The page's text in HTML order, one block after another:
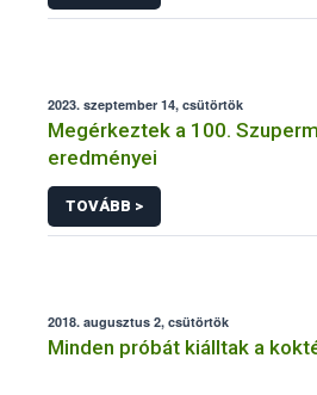
2023. szeptember 14, csütörtök
Megérkeztek a 100.
eredményei
TOVÁBB >
2018. augusztus 2, csütörtök
Minden próbát kiálltak a